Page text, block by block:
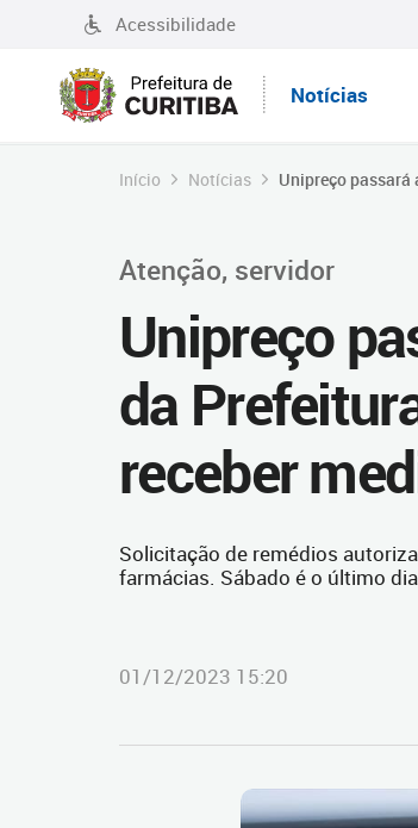
Acessibilidade
Notícias
Início Notícias Unipreço passará
Atenção, servidor
Unipreço
da
receber
Solicitação de remédios
farmácias. Sábado é o último
01/12/2023 15:20